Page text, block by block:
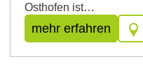
Osthofen ist…
mehr erfahren